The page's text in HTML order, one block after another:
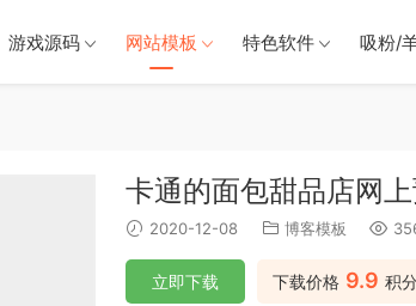
游戏源码 网站模板 特色软件 吸粉/
卡通的面包甜品店网
2020-12-08 博客模板
下载价格 9.9 积
立即下载